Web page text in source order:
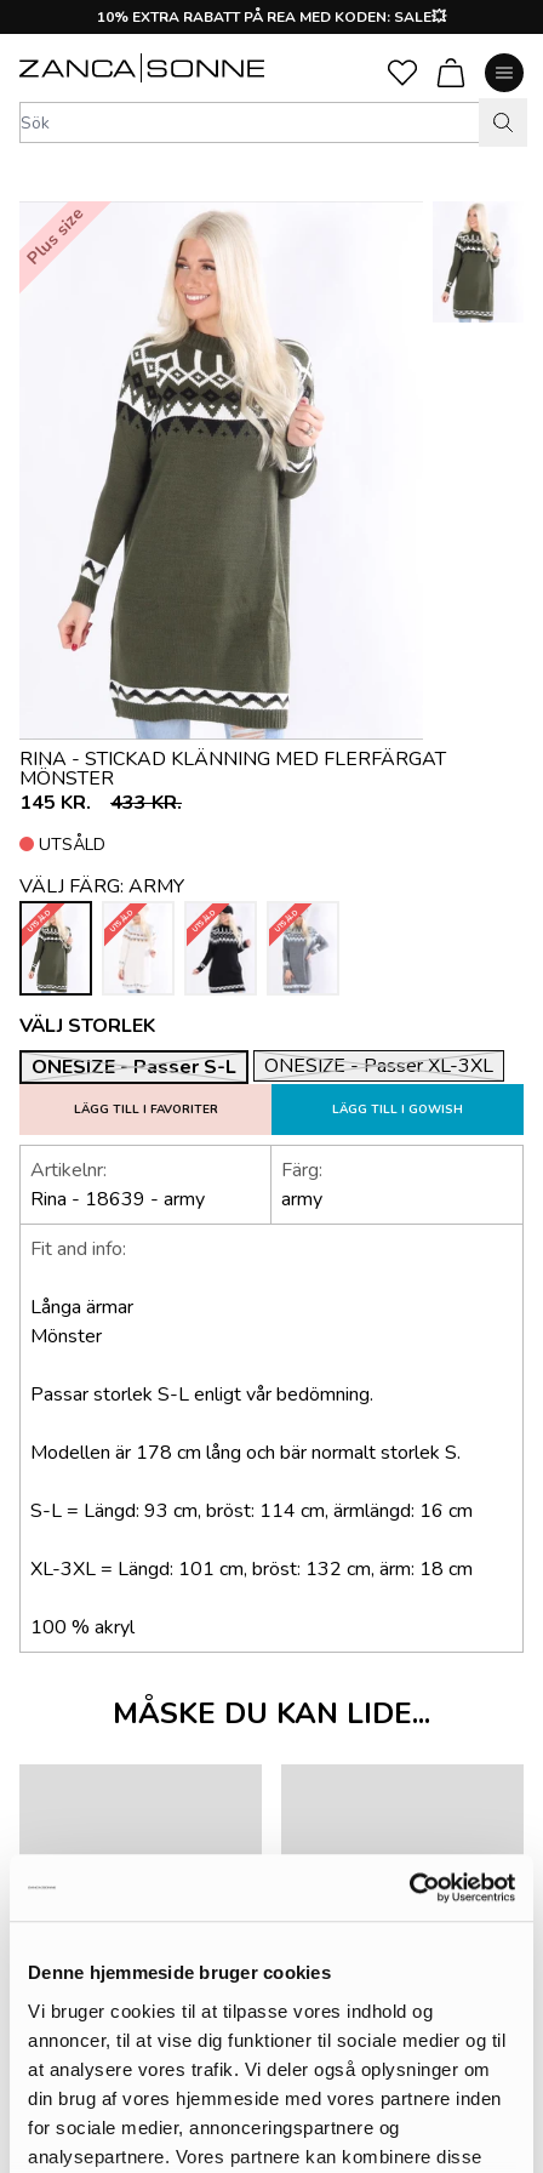
Denne hjemmeside bruger cookies
Vi bruger cookies til at tilpasse vores indhold og
annoncer, til at vise dig funktioner til sociale medier og til
at analysere vores trafik. Vi deler også oplysninger om
din brug af vores hjemmeside med vores partnere inden
for sociale medier, annonceringspartnere og
analysepartnere. Vores partnere kan kombinere disse
10% EXTRA RABATT PÅ REA MED KODEN: SALE💥
Plus size
RINA - STICKAD KLÄNNING MED FLERFÄRGAT
MÖNSTER
VÄLJ STORLEK
ONESIZE - Passer S-L
ONESIZE - Passer XL-3XL
UTSÅLD
145 KR. 433 KR.
LÄGG TILL I FAVORITER LÄGG TILL I GOWISH
VÄLJ FÄRG: ARMY
UTSÅLD UTSÅLD UTSÅLD UTSÅLD
Artikelnr:
Rina - 18639 - army
Färg:
army
Fit and info:
Långa ärmar
Mönster
Passar storlek S-L enligt vår bedömning.
Modellen är 178 cm lång och bär normalt storlek S.
S-L = Längd: 93 cm, bröst: 114 cm, ärmlängd: 16 cm
XL-3XL = Längd: 101 cm, bröst: 132 cm, ärm: 18 cm
100 % akryl
MÅSKE DU KAN LIDE...